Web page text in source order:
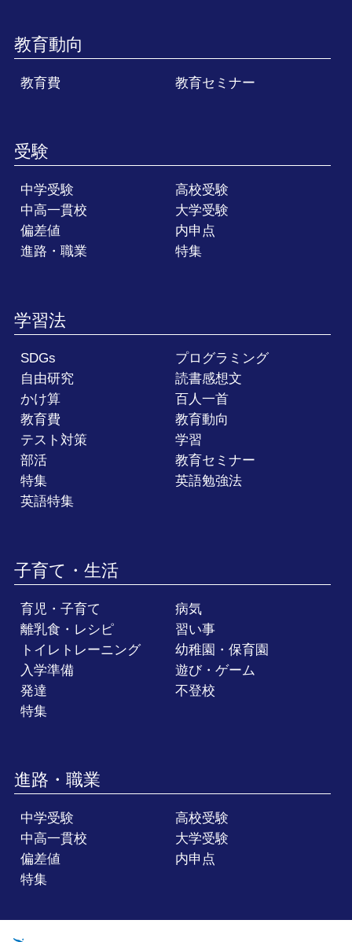
教育動向
教育費 教育セミナー
受験
中学受験
高校受験
中高一貫校
大学受験
偏差値
内申点
進路・職業
特集
学習法
SDGs
プログラミング
自由研究
読書感想文
かけ算
百人一首
教育費
教育動向
テスト対策
学習
部活
教育セミナー
特集
英語勉強法
英語特集
子育て・生活
育児・子育て
病気
離乳食・レシピ
習い事
トイレトレーニング
幼稚園・保育園
入学準備
遊び・ゲーム
発達
不登校
特集
進路・職業
中学受験
高校受験
中高一貫校
大学受験
偏差値
内申点
特集